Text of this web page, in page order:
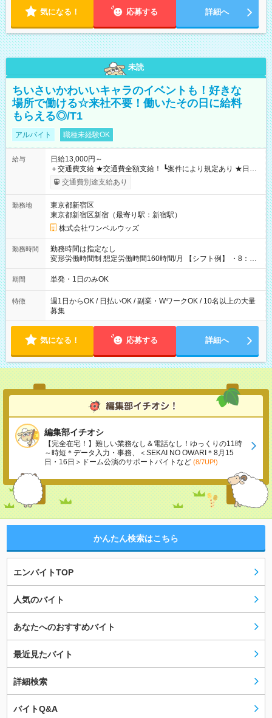
気になる！ 応募する 詳細へ
未読
ちいさいかわいいキャラのイベントも！好きな
場所で働ける☆来社不要！働いたその日に給料
もらえる◎/T1
アルバイト 職種未経験OK
給与
日給13,000円～
＋交通費支給 ★交通費全額支給！ ┗案件により規定あり ★日払
いOK！（規定あり） ┗働いたその日に現金GET♪ お仕事後はコ
ンビニATMから 日払い分を引き落とせます！ 【試用期間】試
交通費別途支給あり
勤務地
東京都新宿区
東京都新宿区新宿（最寄り駅：新宿駅）
株式会社ワンベルウッズ
勤務時間
勤務時間は指定なし
変形労働時間制 想定労働時間160時間/月 【シフト例】 ・8：00
～21：00
期間 単発・1日のみOK
特徴
週1日からOK / 日払いOK / 副業・WワークOK / 10名以上の大量
募集
気になる！ 応募する 詳細へ
編集部イチオシ
【完全在宅！】難しい業務なし＆電話なし！ゆっくりの11時
～時短＊データ入力・事務、＜SEKAI NO OWARI＊8月15
日・16日＞ドーム公演のサポートバイトなど (8/7UP!)
かんたん検索はこちら
エンバイトTOP
人気のバイト
あなたへのおすすめバイト
最近見たバイト
詳細検索
バイトQ&A